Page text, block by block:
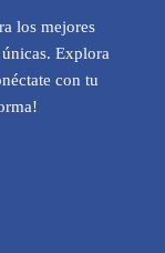
los mejores
Explora
con tu